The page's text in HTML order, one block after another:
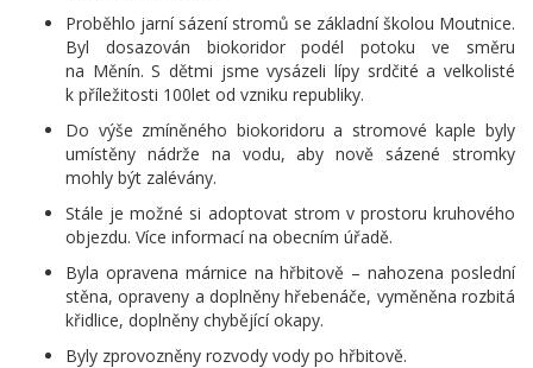
Proběhlo jarní sázení stromů se základní školou Moutnice.
Byl dosazován biokoridor podél potoku ve směru
na Měnín. S dětmi jsme vysázeli lípy srdčité a velkolisté
k příležitosti 100let od vzniku republiky.
Do výše zmíněného biokoridoru a stromové kaple byly
umístěny nádrže na vodu, aby nově sázené stromky
mohly být zalévány.
Stále je možné si adoptovat strom v prostoru kruhového
objezdu. Více informací na obecním úřadě.
Byla opravena márnice na hřbitově – nahozena poslední
stěna, opraveny a doplněny hřebenáče, vyměněna rozbitá
křidlice, doplněny chybějící okapy.
Byly zprovozněny rozvody vody po hřbitově.